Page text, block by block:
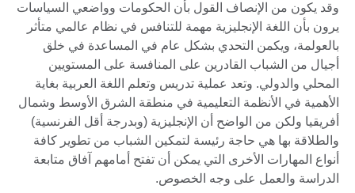
وقد يكون من الإنصاف القول بأن الحكومات وواضعي السياسات
يرون بأن اللغة الإنجليزية مهمة للتنافس في نظام عالمي متأثر
بالعولمة، ويكمن التحدي بشكل عام في المساعدة في خلق
أجيال من الشباب القادرين على المنافسة على المستويين
المحلي والدولي. وتعد عملية تدريس وتعلم اللغة العربية بغاية
الأهمية في الأنظمة التعليمية في منطقة الشرق الأوسط وشمال
أفريقيا ولكن من الواضح أن الإنجليزية (وبدرجة أقل الفرنسية)
والطلاقة بها هي حاجة رئيسة لتمكين الشباب من تطوير كافة
أنواع المهارات الأخرى التي يمكن أن تفتح أمامهم آفاق متابعة
الدراسة والعمل على وجه الخصوص.